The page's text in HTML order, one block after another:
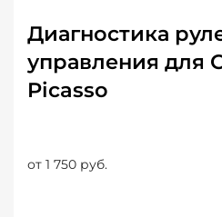
Диагностика
управления для
Picasso
от 1 750 руб.